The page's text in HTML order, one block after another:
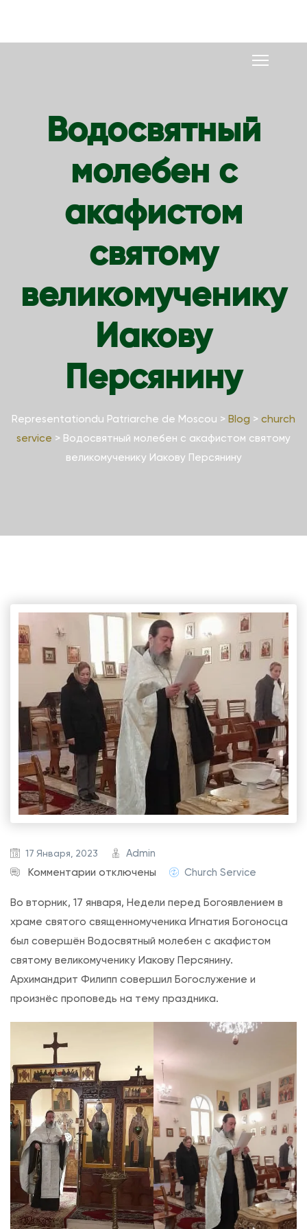
Водосвятный
молебен с
акафистом
святому
великомученику
Иакову
Персянину
Representationdu Patriarche de Moscou > Blog > church
service > Водосвятный молебен с акафистом святому
великомученику Иакову Персянину
17 Января, 2023
Admin
Комментарии к
а
п
и
с
и
В
о
о
с
в
я
т
н
ы
м
отключены Church Service
Во вторник, 17 января, Недели перед Богоявлением в
храме святого священномученика Игнатия Богоносца
был совершён Водосвятный молебен с акафистом
святому великомученику Иакову Персянину.
Архимандрит Филипп совершил Богослужение и
произнёс проповедь на тему праздника.